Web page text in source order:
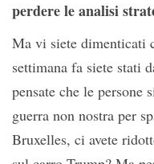
perdere le analisi
Ma vi siete dimenticati
settimana fa siete stati
pensate che le persone
guerra non nostra per
Bruxelles, ci avete